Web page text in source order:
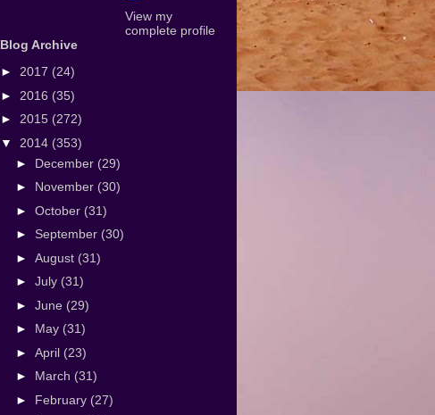
View my
complete profile
Blog Archive
► 2017 (24)
► 2016 (35)
► 2015 (272)
▼ 2014 (353)
► December (29)
► November (30)
► October (31)
► September (30)
► August (31)
► July (31)
► June (29)
► May (31)
► April (23)
► March (31)
► February (27)